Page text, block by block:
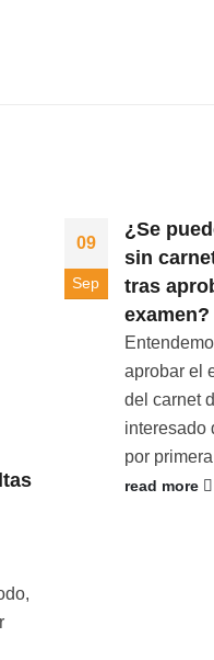
09
Sep
¿Se
sin
tras
examen?
aprobar el
del carnet
interesado
por
read more